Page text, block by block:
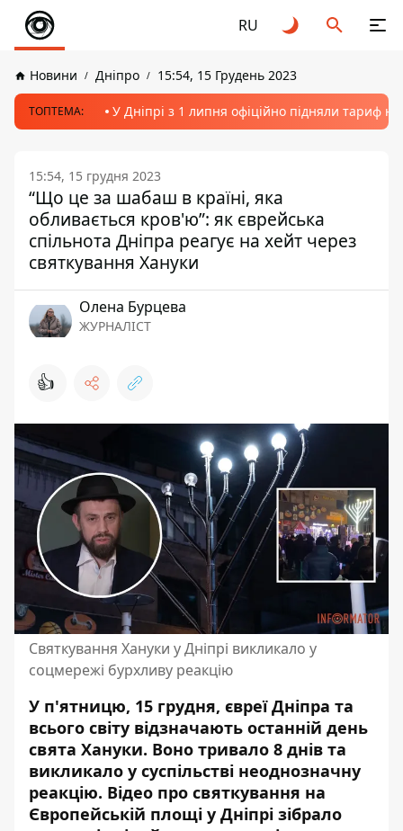
RU
Новини Дніпро 15:54, 15 Грудень 2023
ТОПТЕМА: У Дніпрі з 1 липня офіційно підняли тариф
15:54, 15 грудня 2023
“Що це за шабаш в країні, яка
обливається кров'ю”: як єврейська
спільнота Дніпра реагує на хейт через
святкування Хануки
Олена Бурцева
ЖУРНАЛІСТ
👍
Святкування Хануки у Дніпрі викликало у
соцмережі бурхливу реакцію
У п'ятницю, 15 грудня, євреї Дніпра та
всього світу відзначають останній день
свята Хануки. Воно тривало 8 днів та
викликало у суспільстві неоднозначну
реакцію. Відео про святкування на
Європейській площі у Дніпрі зібрало